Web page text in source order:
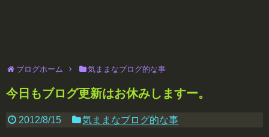
ブログホーム 気ままなブログ的な事
今日もブログ更新はお休みしますー。
2012/8/15 気ままなブログ的な事